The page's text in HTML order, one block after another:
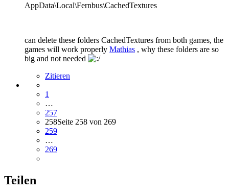
AppData\Local\Fernbus\CachedTextures
can delete these folders CachedTextures from both games, the
games will work properly Mathias , why these folders are so
big and not needed
Zitieren
1
…
257
258Seite 258 von 269
259
…
269
Teilen